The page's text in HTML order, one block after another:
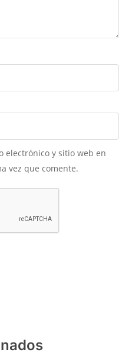
electrónico y sitio web en
vez que comente.